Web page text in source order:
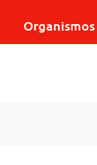
Organismos